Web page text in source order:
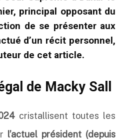
principal opposant du
de se présenter aux
d’un récit personnel,
de cet article.
de Macky Sall
cristallisent toutes les
l’actuel président (depuis